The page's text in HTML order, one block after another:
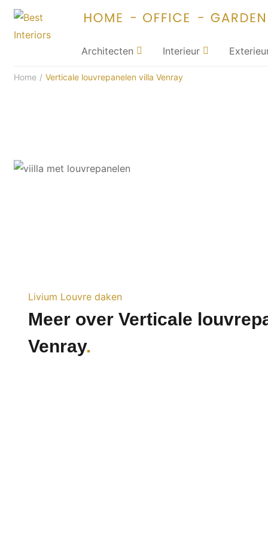
Architecten Interieur
Home / Verticale louvrepanelen villa Venray
Livium Louvre daken
Meer over Verticale
Venray